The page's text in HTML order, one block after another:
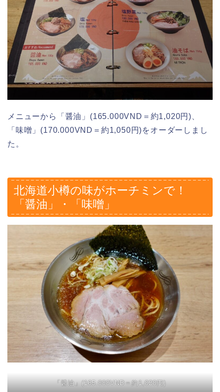
メニューから「醤油」(165.000VND＝約1,020円)、
「味噌」(170.000VND＝約1,050円)をオーダーしまし
た。
北海道小樽の味がホーチミンで！
「醤油」・「味噌」
「醤油」(165.000VND＝約1,020円)